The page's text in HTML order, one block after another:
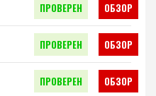
ПРОВЕРЕН ОБЗОР
ПРОВЕРЕН ОБЗОР
ПРОВЕРЕН ОБЗОР